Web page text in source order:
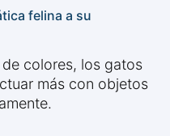
felina a su
colores, los gatos
más con objetos